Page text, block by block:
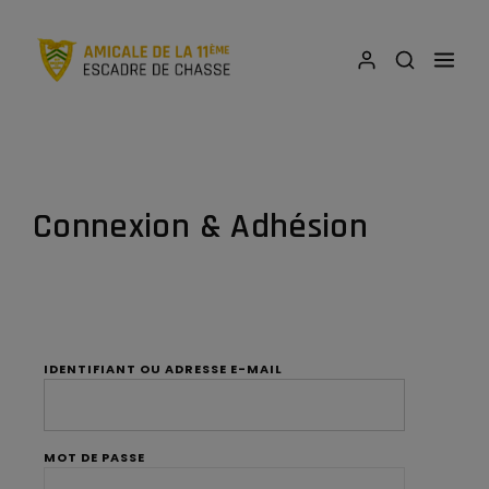
Connexion & Adhésion
IDENTIFIANT OU ADRESSE E-MAIL
MOT DE PASSE